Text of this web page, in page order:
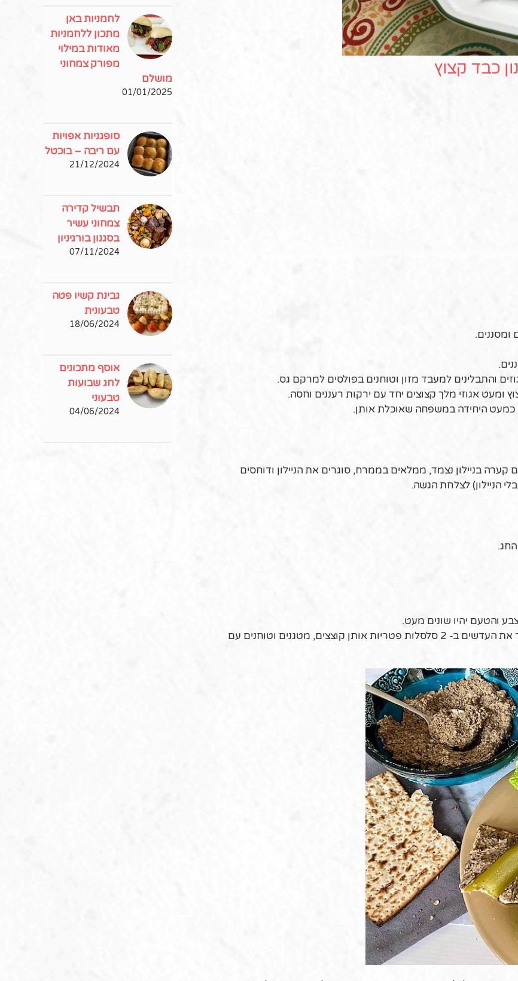
כבד קצוץ
והתבלינים למעבד מזון וטוחנים בפולסים למרקם גס.
ומעט אגוזי מלך קצוצים יחד עם ירקות רעננים וחסה.
כמעט היחידה במשפחה שאוכלת אותן.
בניילון נצמד, ממלאים בממרח, סוגרים את הניילון ודוחסים
הניילון) לצלחת הגשה.
והטעם יהיו שונים מעט.
בלי קטניות – מי שלא אוכל קטניות בפסח יכול להמיר את העדשים ב- 2 סלסלות פטריות אותן קוצצים, מטגנים וטוחנים עם
לחמניות באן
מתכון ללחמניות
מאודות במילוי
מפורק צמחוני
מושלם
01/01/2025
סופגניות אפויות
עם ריבה – בוכטל
21/12/2024
תבשיל קדירה
צמחוני עשיר
בסגנון בורגיניון
07/11/2024
גבינת קשיו פטה
טבעונית
18/06/2024
אוסף מתכונים
לחג שבועות
טבעוני
04/06/2024